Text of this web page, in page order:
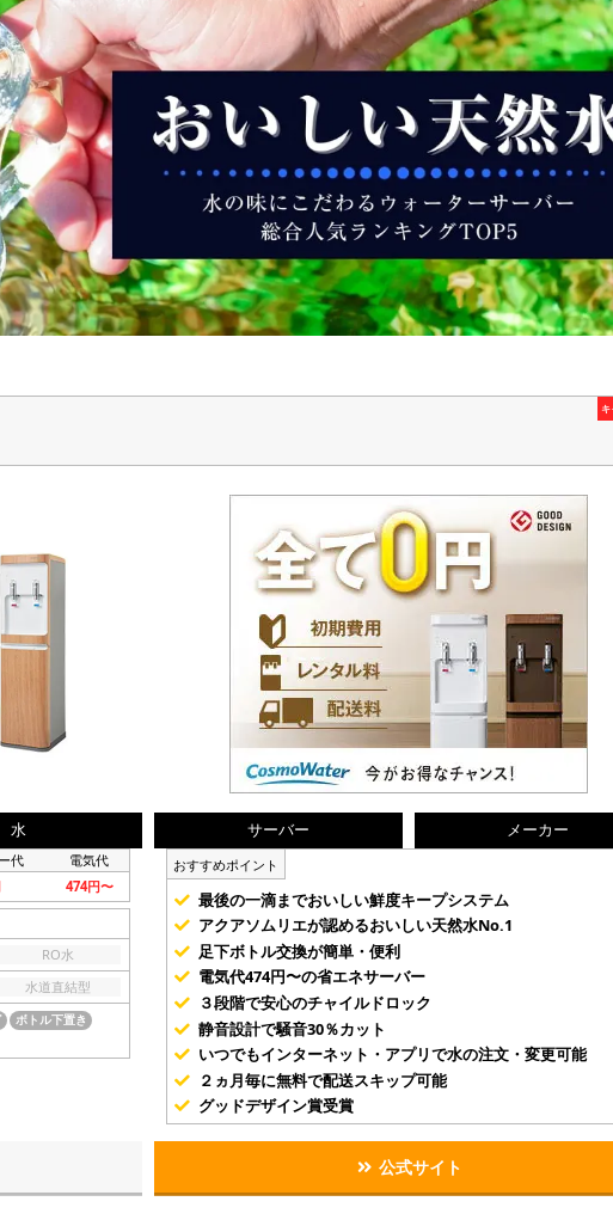
キ
水 サーバー メーカー
代 電気代
474円〜
RO水
水道直結型
ボトル下置き
おすすめポイント
最後の一滴までおいしい鮮度キープシステム
アクアソムリエが認めるおいしい天然水No.1
足下ボトル交換が簡単・便利
電気代474円〜の省エネサーバー
３段階で安心のチャイルドロック
静音設計で騒音30％カット
いつでもインターネット・アプリで水の注文・変更可能
２ヵ月毎に無料で配送スキップ可能
グッドデザイン賞受賞
公式サイト